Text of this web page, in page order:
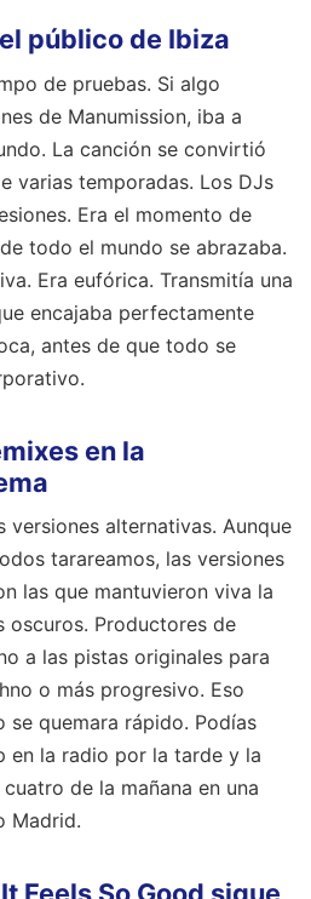
público de Ibiza
de pruebas. Si algo
de Manumission, iba a
La canción se convirtió
varias temporadas. Los DJs
Era el momento de
todo el mundo se abrazaba.
Era eufórica. Transmitía una
encajaba perfectamente
antes de que todo se
en la
versiones alternativas. Aunque
tarareamos, las versiones
las que mantuvieron viva la
oscuros. Productores de
a las pistas originales para
o más progresivo. Eso
se quemara rápido. Podías
en la radio por la tarde y la
de la mañana en una
Madrid.
Feels So Good sigue